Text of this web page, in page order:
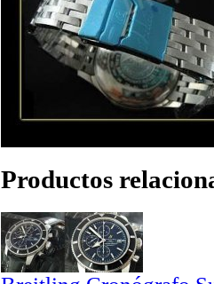
Productos